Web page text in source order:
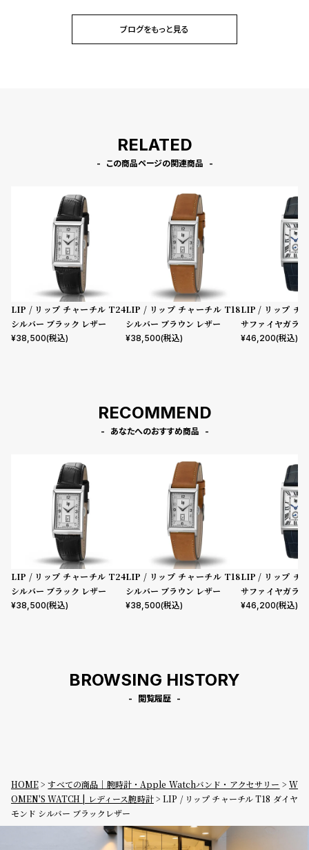
ブログをもっと見る
RELATED
この商品ページの関連商品
LIP / リップ チャーチル T24
シルバー ブラック レザー
¥38,500(税込)
LIP / リップ チャーチル T18
シルバー ブラウン レザー
¥38,500(税込)
LIP / リップ チ
サファイヤガラ
イビー レザー
¥46,200(税込)
RECOMMEND
あなたへのおすすめ商品
LIP / リップ チャーチル T24
シルバー ブラック レザー
¥38,500(税込)
LIP / リップ チャーチル T18
シルバー ブラウン レザー
¥38,500(税込)
LIP / リップ チ
サファイヤガラ
イビー レザー
¥46,200(税込)
BROWSING HISTORY
閲覧履歴
HOME すべての商品｜腕時計・Apple Watchバンド・アクセサリー
W
OMEN'S WATCH | レディース腕時計
LIP / リップ チャーチル T18 ダイヤ
モンド シルバー ブラックレザー